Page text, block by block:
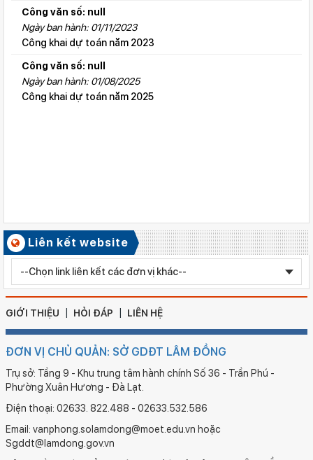
Quyết định công nhận kiểm định chất lượng giáo dục Trường
Tiểu học Nguyễn Bỉnh Khiêm, xã Đức linh.
Số ký hiệu: 2647/QĐ-SGDĐT
Ngày ban hành: 06/08/2026
QĐ cho phép thành lập TTNN-TH Anh Việt
Số ký hiệu: 2617/QĐ-SGDĐT
Số ký hiệu: 2577/QĐ-SGDĐT
Ngày ban hành: 05/08/2026
Chỉnh sửa bằng TN THPT LÊ HUỲNH NHƯ HẬU
Công văn số: null
Ngày ban hành: 01/11/2023
Công khai dự toán năm 2023
Công văn số: null
Ngày ban hành: 01/08/2025
Công khai dự toán năm 2025
Liên kết website
GIỚI THIỆU HỎI ĐÁP LIÊN HỆ
ĐƠN VỊ CHỦ QUẢN: SỞ GDĐT LÂM ĐỒNG
Trụ sở: Tầng 9 - Khu trung tâm hành chính Số 36 - Trần Phú -
Phường Xuân Hương - Đà Lạt.
Điện thoại: 02633. 822.488 - 02633.532.586
Email: vanphong.solamdong@moet.edu.vn hoặc
Sgddt@lamdong.gov.vn